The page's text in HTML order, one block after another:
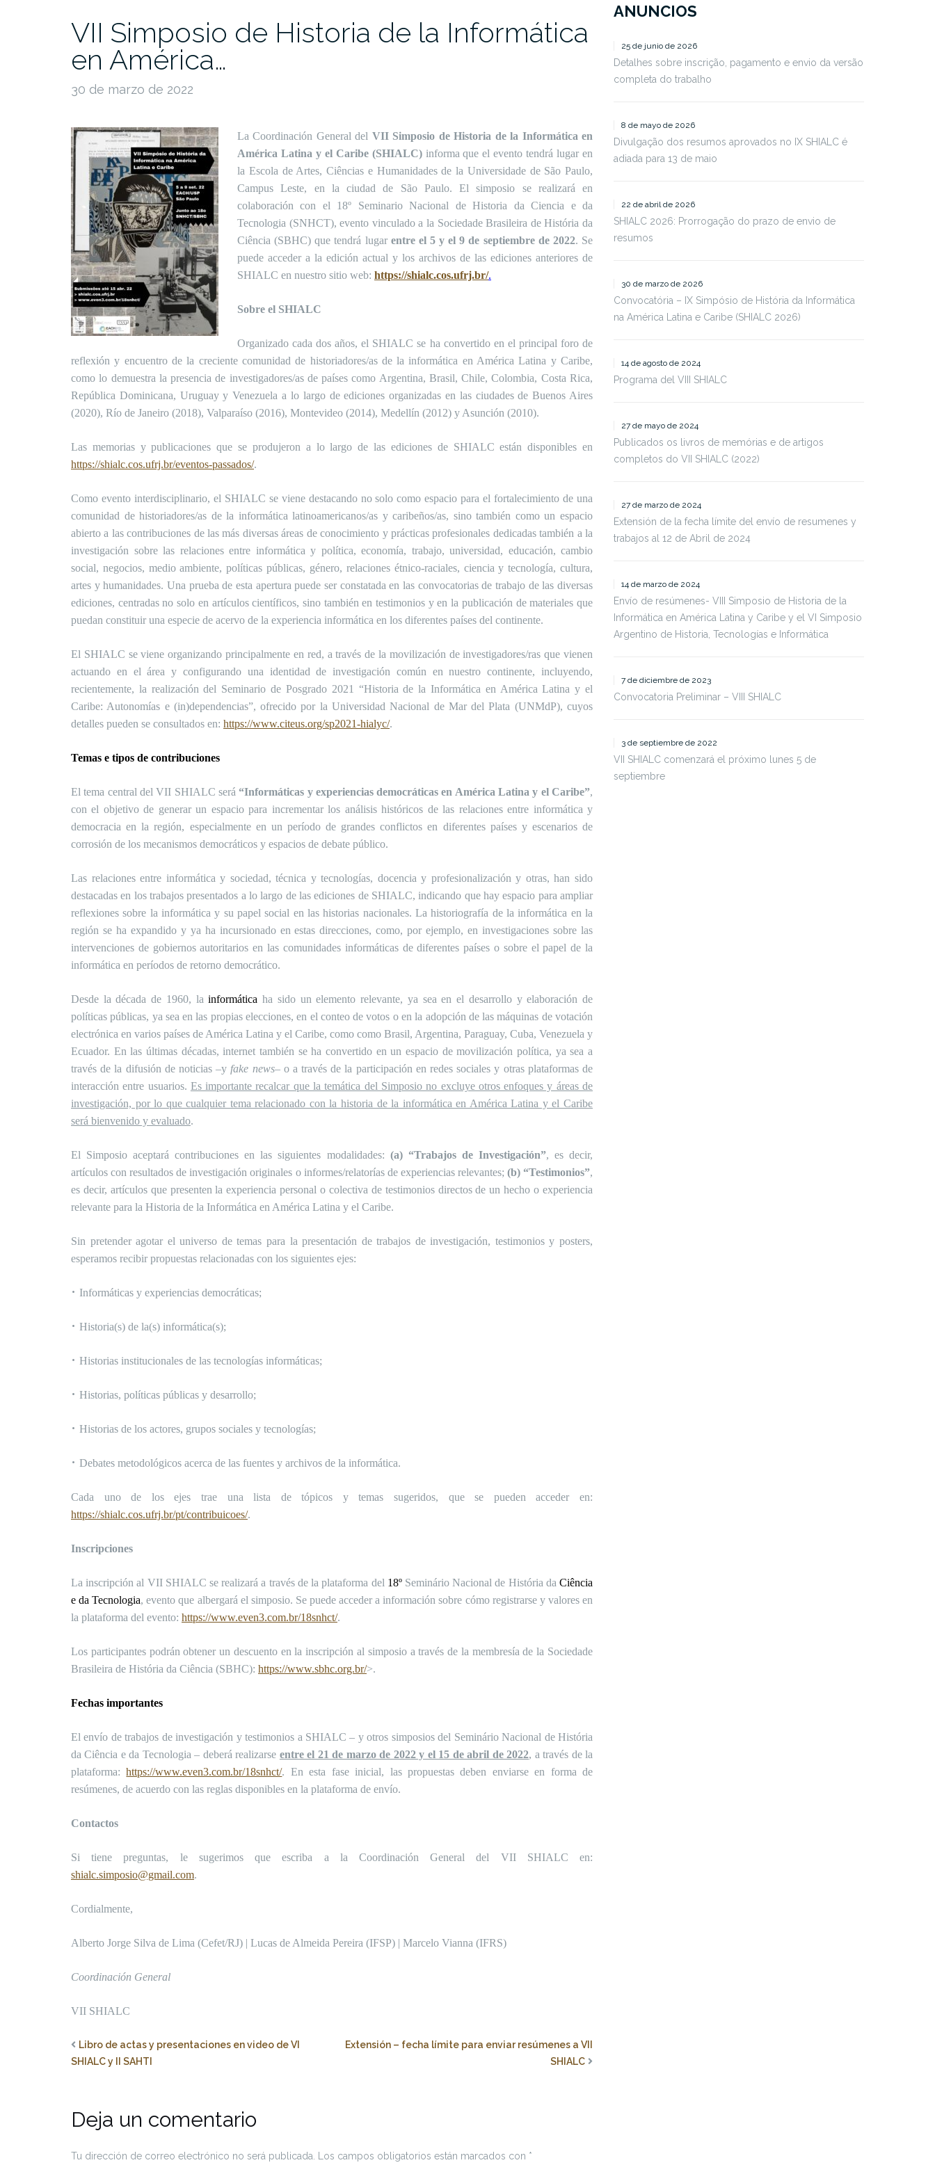
VII Simposio de Historia de la Informática
en América…
30 de marzo de 2022
La Coordinación General del VII Simposio de Historia de la Informática en
América Latina y el Caribe (SHIALC)informa que el evento tendrá lugar en
la Escola de Artes, Ciências e Humanidades de la Universidade de São Paulo,
Campus Leste, en la ciudad de São Paulo. El simposio se realizará en
colaboración con el 18º Seminario Nacional de Historia da Ciencia e da
Tecnologia (SNHCT), evento vinculado a la Sociedade Brasileira de História da
Ciência (SBHC) que tendrá lugar entre el 5 y el 9 de septiembre de 2022. Se
puede acceder a la edición actual y los archivos de las ediciones anteriores de
SHIALC en nuestro sitio web: https://shialc.cos.ufrj.br/.
Sobre el SHIALC
Organizado cada dos años, el SHIALC se ha convertido en el principal foro de
reflexión y encuentro de la creciente comunidad de historiadores/as de la informática en América Latina y Caribe,
como lo demuestra la presencia de investigadores/as de países como Argentina, Brasil, Chile, Colombia, Costa Rica,
República Dominicana, Uruguay y Venezuela a lo largo de ediciones organizadas en las ciudades de Buenos Aires
(2020), Río de Janeiro (2018), Valparaíso (2016), Montevideo (2014), Medellín (2012) y Asunción (2010).
Las memorias y publicaciones que se produjeron a lo largo de las ediciones de SHIALC están disponibles en
https://shialc.cos.ufrj.br/eventos-passados/.
Como evento interdisciplinario, el SHIALC se viene destacando no solo como espacio para el fortalecimiento de una
comunidad de historiadores/as de la informática latinoamericanos/as y caribeños/as, sino también como un espacio
abierto a las contribuciones de las más diversas áreas de conocimiento y prácticas profesionales dedicadas también a la
investigación sobre las relaciones entre informática y política, economía, trabajo, universidad, educación, cambio
social, negocios, medio ambiente, políticas públicas, género, relaciones étnico-raciales, ciencia y tecnología, cultura,
artes y humanidades. Una prueba de esta apertura puede ser constatada en las convocatorias de trabajo de las diversas
ediciones, centradas no solo en artículos científicos, sino también en testimonios y en la publicación de materiales que
puedan constituir una especie de acervo de la experiencia informática en los diferentes países del continente.
El SHIALC se viene organizando principalmente en red, a través de la movilización de investigadores/ras que vienen
actuando en el área y configurando una identidad de investigación común en nuestro continente, incluyendo,
recientemente, la realización del Seminario de Posgrado 2021 “Historia de la Informática en AméricaLatina y el
Caribe: Autonomías e (in)dependencias”, ofrecido por la Universidad Nacional de Mar del Plata (UNMdP), cuyos
detalles pueden se consultados en: https://www.citeus.org/sp2021-hialyc/.
Temas e tipos de contribuciones
El tema central del VII SHIALC será “Informáticas y experiencias democráticas en América Latina y el Caribe”,
con el objetivo de generar un espacio para incrementar los análisis históricos de las relaciones entre informática y
democracia en la región, especialmente en un período de grandes conflictos en diferentes países y escenarios de
corrosión de los mecanismos democráticos y espacios de debate público.
Las relaciones entre informática y sociedad, técnica y tecnologías, docencia y profesionalización y otras, han sido
destacadas en los trabajos presentados a lo largo de las ediciones de SHIALC, indicando que hay espacio para ampliar
reflexiones sobre la informática y su papel social en las historias nacionales. La historiografía de la informática en la
región se ha expandido y ya ha incursionado en estas direcciones, como, por ejemplo, en investigaciones sobre las
intervenciones de gobiernos autoritarios en las comunidades informáticas de diferentes países o sobre el papel de la
informática en períodos de retorno democrático.
Desde la década de 1960, lainformática ha sido un elemento relevante, ya sea en el desarrollo y elaboración de
políticas públicas, ya sea en las propias elecciones, en el conteo de votos o en la adopción de las máquinas de votación
electrónica en varios países de América Latina y el Caribe, como como Brasil, Argentina, Paraguay, Cuba, Venezuela y
Ecuador. En las últimas décadas, internet también se ha convertido en un espacio de movilización política, ya sea a
través de la difusión de noticias –y fake news– o a través de la participación en redes sociales y otras plataformas de
interacción entre usuarios. Es importante recalcar que la temática del Simposio no excluye otros enfoques y áreas de
investigación, por lo que cualquier tema relacionado con la historia de la informática en América Latina y el Caribe
será bienvenido y evaluado.
El Simposio aceptará contribuciones en las siguientes modalidades: (a) “Trabajos de Investigación”, es decir,
artículos con resultados de investigación originales o informes/relatorías de experiencias relevantes; (b) “Testimonios”,
es decir, artículos que presenten la experiencia personal o colectiva de testimonios directos de un hecho o experiencia
relevante para la Historia de la Informática en América Latina y el Caribe.
Sin pretender agotar el universo de temas para la presentación de trabajos de investigación, testimonios y posters,
esperamos recibir propuestas relacionadas con los siguientes ejes:
• Informáticas y experiencias democráticas;
• Historia(s) de la(s) informática(s);
• Historias institucionales de las tecnologías informáticas;
• Historias, políticas públicas y desarrollo;
• Historias de los actores, grupos sociales y tecnologías;
• Debates metodológicos acerca de las fuentes y archivos de la informática.
Cada uno de los ejes trae una lista de tópicos y temas sugeridos, que se pueden acceder en:
https://shialc.cos.ufrj.br/pt/contribuicoes/.
Inscripciones
La inscripción al VII SHIALC se realizará a través de la plataforma del 18ºSeminário Nacional de História daCiência
e da Tecnologia, evento que albergará el simposio. Se puede acceder a información sobre cómo registrarse y valores en
la plataforma del evento: https://www.even3.com.br/18snhct/.
Los participantes podrán obtener un descuento en la inscripción al simposio a través de la membresía de la Sociedade
Brasileira de História da Ciência (SBHC): https://www.sbhc.org.br/>.
Fechas importantes
El envío de trabajos de investigación y testimonios a SHIALC – y otros simposios del Seminário Nacional de História
da Ciência e da Tecnologia – deberá realizarse entre el 21 de marzo de 2022 y el 15 de abril de 2022, a través de la
plataforma:https://www.even3.com.br/18snhct/. En esta fase inicial, las propuestas deben enviarse en forma de
resúmenes, de acuerdo con las reglas disponibles en la plataforma de envío.
Contactos
Si tiene preguntas, le sugerimos que escriba a la Coordinación General del VII SHIALC en:
shialc.simposio@gmail.com.
Cordialmente,
Alberto Jorge Silva de Lima (Cefet/RJ) | Lucas de Almeida Pereira (IFSP) | Marcelo Vianna (IFRS)
Coordinación General
VII SHIALC
Libro de actas y presentaciones en video de VI
SHIALC y II SAHTI
Extensión – fecha límite para enviar resúmenes a VII
SHIALC
Deja un comentario
Tu dirección de correo electrónico no será publicada. Los campos obligatorios están marcados con *
ANUNCIOS
25 de junio de 2026
Detalhes sobre inscrição, pagamento e envio da versão
completa do trabalho
8 de mayo de 2026
Divulgação dos resumos aprovados no IX SHIALC é
adiada para 13 de maio
22 de abril de 2026
SHIALC 2026: Prorrogação do prazo de envio de
resumos
30 de marzo de 2026
Convocatória – IX Simpósio de História da Informática
na América Latina e Caribe (SHIALC 2026)
14 de agosto de 2024
Programa del VIII SHIALC
27 de mayo de 2024
Publicados os livros de memórias e de artigos
completos do VII SHIALC (2022)
27 de marzo de 2024
Extensión de la fecha límite del envío de resumenes y
trabajos al 12 de Abril de 2024
14 de marzo de 2024
Envío de resúmenes- VIII Simposio de Historia de la
Informática en América Latina y Caribe y el VI Simposio
Argentino de Historia, Tecnologías e Informática
7 de diciembre de 2023
Convocatoria Preliminar – VIII SHIALC
3 de septiembre de 2022
VII SHIALC comenzará el próximo lunes 5 de
septiembre